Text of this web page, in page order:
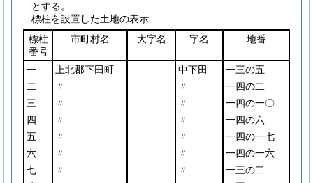
とする。
標柱を設置した土地の表示
標柱
番号
市町村名 大字名 字名 地番
一 上北郡下田町 中下田
一三の五
二
〃 〃
一四の二
三
〃 〃
一四の一〇
四
〃 〃
一四の六
五
〃 〃
一四の一七
六
〃 〃
一四の一六
七
〃 〃
一三の二